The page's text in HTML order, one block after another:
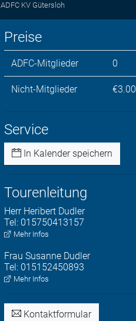
ADFC KV Gütersloh
Preise
ADFC-Mitglieder 0
Nicht-Mitglieder €3.00
Service
In Kalender speichern
Tourenleitung
Herr Heribert Dudler
Tel: 015750413157
Mehr Infos
Frau Susanne Dudler
Tel: 015152450893
Mehr Infos
Kontaktformular